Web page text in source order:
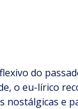
do
o eu-lírico
nostálgicas e